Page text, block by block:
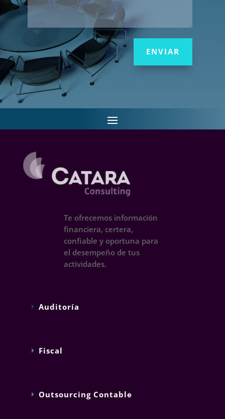
ENVIAR
Te ofrecemos información
financiera, certera,
confiable y oportuna para
el desempeño de tus
actividades.
Auditoría
Fiscal
Outsourcing Contable